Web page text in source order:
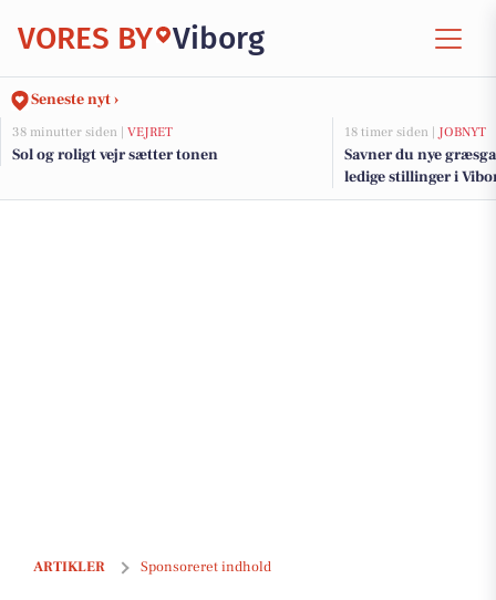
VORES BY Viborg
Seneste nyt ›
38 minutter siden | VEJRET
Sol og roligt vejr sætter tonen
18 timer siden | JOBNYT
Savner du nye
ledige stillinger i
ARTIKLER Sponsoreret indhold
Effektiv skadedyrsbekæmpelse: Få professionel hjælp fra